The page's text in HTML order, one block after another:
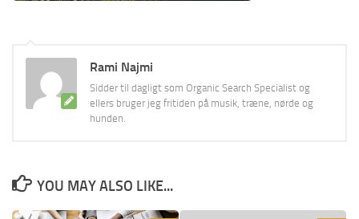
Rami Najmi
Sidder til dagligt som Organic Search Specialist og
ellers bruger jeg fritiden på musik, træne, nørde og
hunden.
YOU MAY ALSO LIKE...